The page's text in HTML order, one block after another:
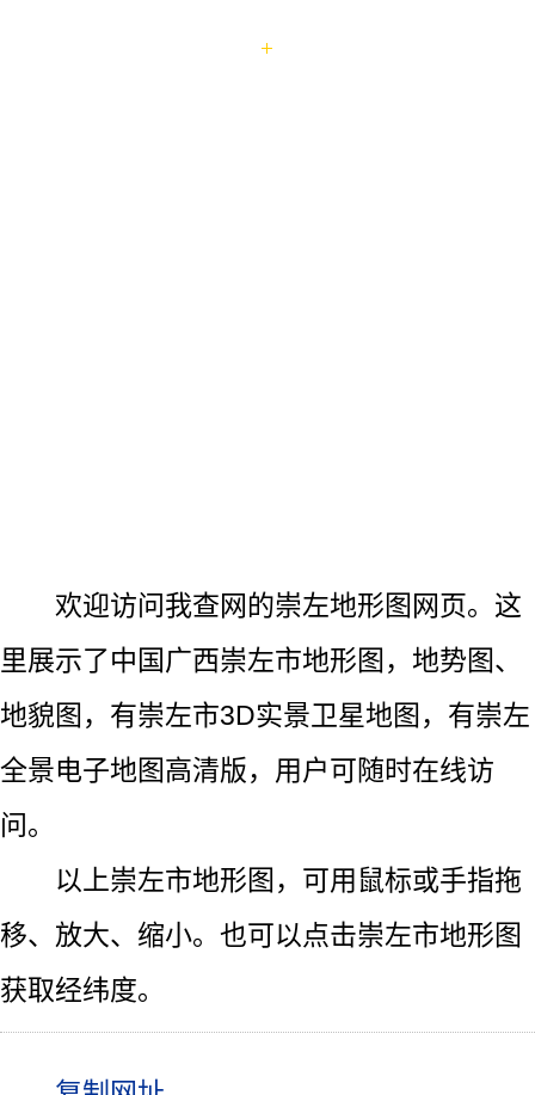
欢迎访问我查网的崇左地形图网页。这
里展示了中国广西崇左市地形图，地势图、
地貌图，有崇左市3D实景卫星地图，有崇左
全景电子地图高清版，用户可随时在线访
问。
以上崇左市地形图，可用鼠标或手指拖
移、放大、缩小。也可以点击崇左市地形图
获取经纬度。